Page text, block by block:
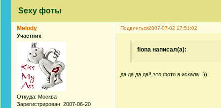
Sexy фоты
Поделиться2007-07-02 17:51:02
Melody
Участник
Откуда: Москва
Зарегистрирован: 2007-06-20
fiona написал(а):
да да да да!! это фото я искала =))